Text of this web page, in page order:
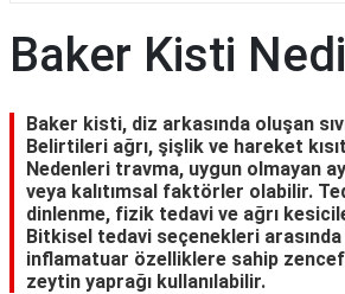
RÜYA
GEZİLECEK
YERLER
BLOG
Baker Kisti
Baker kisti, diz arkasında oluşan
Belirtileri ağrı, şişlik ve hareket
Nedenleri travma, uygun olmayan
veya kalıtımsal faktörler olabilir.
dinlenme, fizik tedavi ve ağrı
Bitkisel tedavi seçenekleri
inflamatuar özelliklere sahip
zeytin yaprağı kullanılabilir.